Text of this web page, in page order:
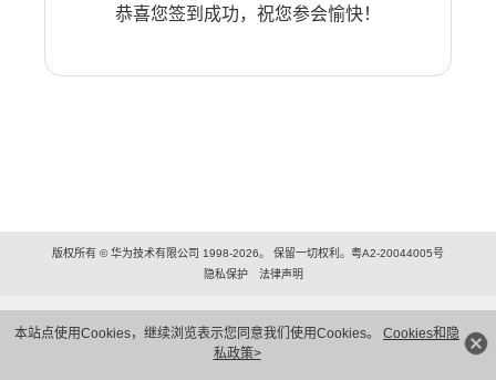
本站点使用Cookies，继续浏览表示您同意我们使用Cookies。 Cookies和隐
私政策>
恭喜您签到成功，祝您参会愉快！
版权所有 © 华为技术有限公司 1998-2026。 保留一切权利。粤A2-20044005号
隐私保护
法律声明